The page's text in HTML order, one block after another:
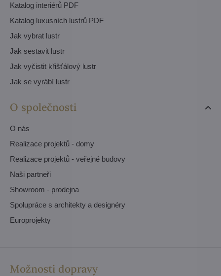
Katalog interiérů PDF
Katalog luxusních lustrů PDF
Jak vybrat lustr
Jak sestavit lustr
Jak vyčistit křišťálový lustr
Jak se vyrábí lustr
O společnosti
O nás
Realizace projektů - domy
Realizace projektů - veřejné budovy
Naši partneři
Showroom - prodejna
Spolupráce s architekty a designéry
Europrojekty
Možnosti dopravy